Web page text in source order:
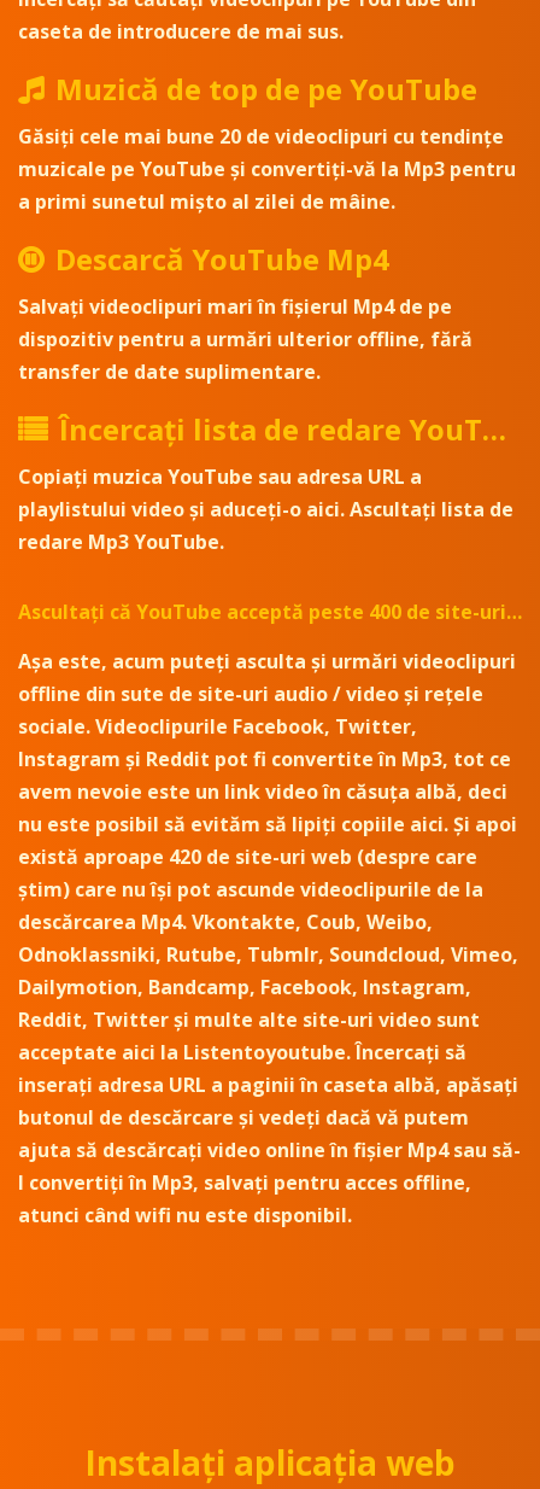
caseta de introducere de mai sus.
Muzică de top de pe YouTube
Găsiți cele mai bune 20 de videoclipuri cu tendințe
muzicale pe YouTube și convertiți-vă la Mp3 pentru
a primi sunetul mișto al zilei de mâine.
Descarcă YouTube Mp4
Salvați videoclipuri mari în fișierul Mp4 de pe
dispozitiv pentru a urmări ulterior offline, fără
transfer de date suplimentare.
Încercați lista de redare YouTube
Copiați muzica YouTube sau adresa URL a
playlistului video și aduceți-o aici. Ascultați lista de
redare Mp3 YouTube.
Ascultați că YouTube acceptă peste 400 de site-uri web
Așa este, acum puteți asculta și urmări videoclipuri
offline din sute de site-uri audio / video și rețele
sociale. Videoclipurile Facebook, Twitter,
Instagram și Reddit pot fi convertite în Mp3, tot ce
avem nevoie este un link video în căsuța albă, deci
nu este posibil să evităm să lipiți copiile aici. Și apoi
există aproape 420 de site-uri web (despre care
știm) care nu își pot ascunde videoclipurile de la
descărcarea Mp4. Vkontakte, Coub, Weibo,
Odnoklassniki, Rutube, Tubmlr, Soundcloud, Vimeo,
Dailymotion, Bandcamp, Facebook, Instagram,
Reddit, Twitter și multe alte site-uri video sunt
acceptate aici la Listentoyoutube. Încercați să
inserați adresa URL a paginii în caseta albă, apăsați
butonul de descărcare și vedeți dacă vă putem
ajuta să descărcați video online în fișier Mp4 sau să-
l convertiți în Mp3, salvați pentru acces offline,
atunci când wifi nu este disponibil.
Instalați aplicația web